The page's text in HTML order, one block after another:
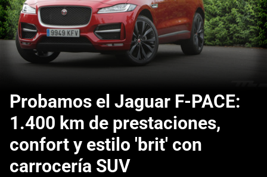
Probamos el Jaguar F-PACE:
1.400 km de prestaciones,
confort y estilo 'brit' con
carrocería SUV